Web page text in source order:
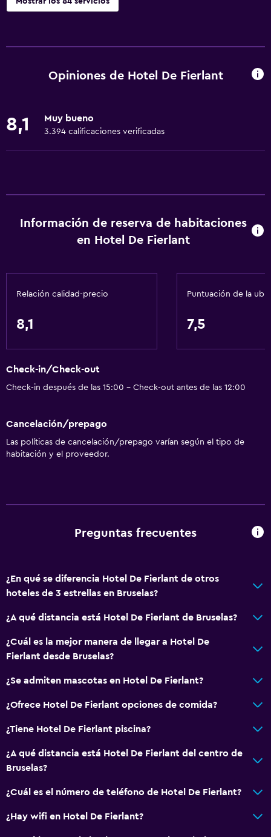
Wifi gratis
Toallas
Alarma de humo
Lavavajillas
Microondas
Tetera/cafetera
General
Piso de parquet o madera noble
Vista al patio interior
Posibilidad de habitaciones conectadas
Sofá
Teléfono
Espacio de almacenamiento
Baño
Opiniones de Hotel De Fierlant
8,1 Muy bueno
3.394 calificaciones verificadas
Información de reserva de habitaciones
en Hotel De Fierlant
Relación calidad-precio
8,1
Puntuación de la
7,5
Check-in/Check-out
Check-in después de las 15:00 - Check-out antes de las 12:00
Cancelación/prepago
Las políticas de cancelación/prepago varían según el tipo de
habitación y el proveedor.
Preguntas frecuentes
¿En qué se diferencia Hotel De Fierlant de otros
hoteles de 3 estrellas en Bruselas?
¿A qué distancia está Hotel De Fierlant de Bruselas?
¿Cuál es la mejor manera de llegar a Hotel De
Fierlant desde Bruselas?
¿Se admiten mascotas en Hotel De Fierlant?
¿Ofrece Hotel De Fierlant opciones de comida?
¿Tiene Hotel De Fierlant piscina?
¿A qué distancia está Hotel De Fierlant del centro de
Bruselas?
¿Cuál es el número de teléfono de Hotel De Fierlant?
¿Hay wifi en Hotel De Fierlant?